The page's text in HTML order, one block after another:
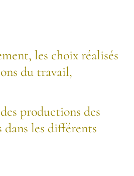
les choix réalisés
du travail,
productions des
dans les différents